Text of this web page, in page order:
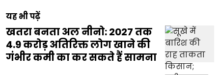
यह भी पढ़ें
खतरा बनता अल नीनो: 2027 तक
4.9 करोड़ अतिरिक्त लोग खाने की
गंभीर कमी का कर सकते हैं सामना